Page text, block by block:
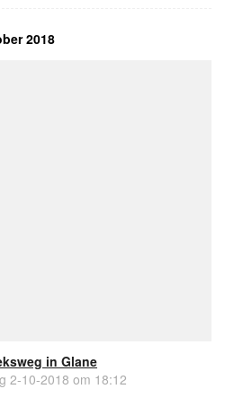
2018
in Glane
2-10-2018 om 18:12